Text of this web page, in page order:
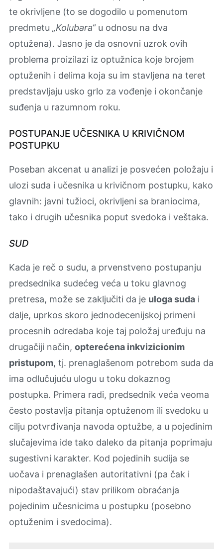
te okrivlјene (to se dogodilo u pomenutom
predmetu „Kolubara“u odnosu na dva
optužena). Jasno je da osnovni uzrok ovih
problema proizilazi iz optužnica koje brojem
optuženih i delima koja su im stavljena na teret
predstavljaju usko grlo za vođenje i okončanje
suđenja u razumnom roku.
POSTUPANJE UČESNIKA U KRIVIČNOM
POSTUPKU
Poseban akcenat u analizi je posvećen položaju i
ulozi suda i učesnika u krivičnom postupku, kako
glavnih: javni tužioci, okrivljeni sa braniocima,
tako i drugih učesnika poput svedoka i veštaka.
SUD
Kada je reč o sudu, a prvenstveno postupanju
predsednika sudećeg veća u toku glavnog
pretresa, može se zaključiti da je uloga suda i
dalje, uprkos skoro jednodecenijskoj primeni
procesnih odredaba koje taj položaj uređuju na
drugačiji način, opterećena inkvizicionim
pristupom, tj. prenaglašenom potrebom suda da
ima odlučujuću ulogu u toku dokaznog
postupka. Primera radi, predsednik veća veoma
često postavlјa pitanja optuženom ili svedoku u
cilјu potvrđivanja navoda optužbe, a u pojedinim
slučajevima ide tako daleko da pitanja poprimaju
sugestivni karakter. Kod pojedinih sudija se
uočava i prenaglašen autoritativni (pa čak i
nipodaštavajući) stav prilikom obraćanja
pojedinim učesnicima u postupku (posebno
optuženim i svedocima).